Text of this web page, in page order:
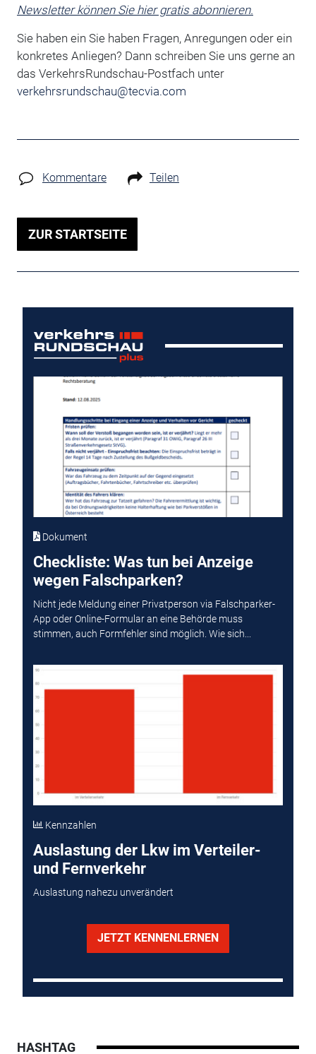
Newsletter können Sie hier gratis abonnieren.
Sie haben ein Sie haben Fragen, Anregungen oder ein
konkretes Anliegen? Dann schreiben Sie uns gerne an
das VerkehrsRundschau-Postfach unter
verkehrsrundschau@tecvia.com
Kommentare Teilen
ZUR STARTSEITE
Dokument
Checkliste: Was tun bei Anzeige
wegen Falschparken?
Nicht jede Meldung einer Privatperson via Falschparker-
App oder Online-Formular an eine Behörde muss
stimmen, auch Formfehler sind möglich. Wie sich...
Kennzahlen
Auslastung der Lkw im Verteiler-
und Fernverkehr
Auslastung nahezu unverändert
JETZT KENNENLERNEN
HASHTAG